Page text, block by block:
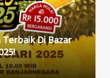
Di Bazar